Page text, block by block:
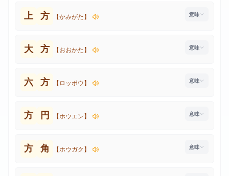
上 方 【かみがた】
大 方 【おおかた】
六 方 【ロッポウ】
方 円 【ホウエン】
方 角 【ホウガク】